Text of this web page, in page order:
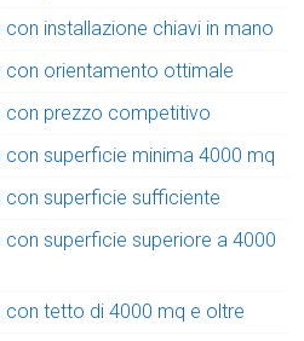
installazione chiavi in mano
orientamento ottimale
prezzo competitivo
superficie minima 4000 mq
superficie sufficiente
superficie superiore a 4000
tetto di 4000 mq e oltre